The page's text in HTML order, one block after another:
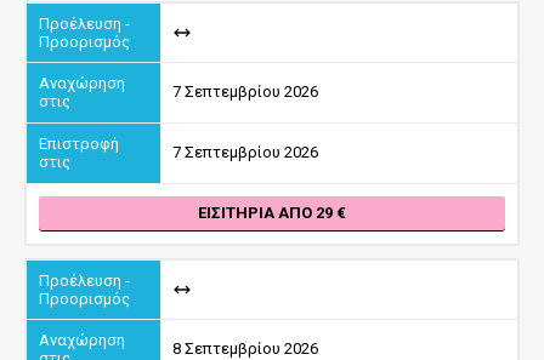
7 Σεπτεμβρίου 2026
7 Σεπτεμβρίου 2026
ΕΙΣΙΤΉΡΙΑ ΑΠΌ 29
8 Σεπτεμβρίου 2026